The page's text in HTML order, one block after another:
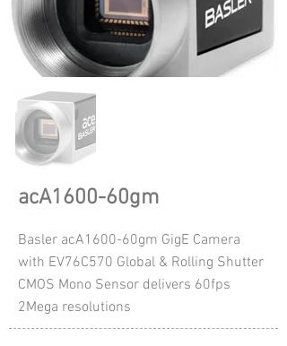
acA1600-60gm
Basler acA1600-60gm GigE Camera
with EV76C570 Global & Rolling Shutter
CMOS Mono Sensor delivers 60fps
2Mega resolutions